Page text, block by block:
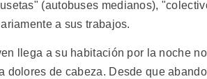
(autobuses medianos),
a sus trabajos.
llega a su habitación por la noche
dolores de cabeza. Desde que